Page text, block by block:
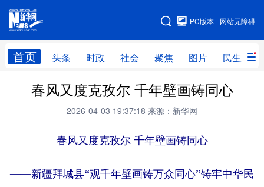
网站无障碍
PC版本
首页 头条 时政 社会 聚焦 图片 民生
网站地图
头条 时政 社会 聚焦
民生 访谈
专题 服务
春风又度克孜尔 千年壁画铸同心
2026-04-03 19:37:18 来源：新华网
春风又度克孜尔 千年壁画铸同心
——新疆拜城县“观千年壁画铸万众同心”铸牢中华民